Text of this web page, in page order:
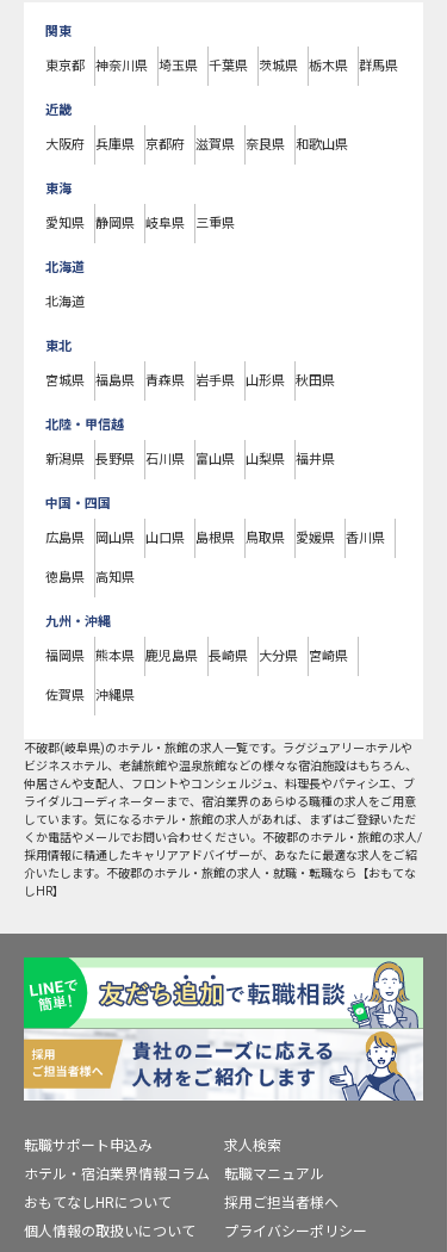
関東
東京都 神奈川県 埼玉県 千葉県 茨城県 栃木県 群馬県
近畿
大阪府 兵庫県 京都府 滋賀県 奈良県 和歌山県
東海
愛知県 静岡県 岐阜県 三重県
北海道
北海道
東北
宮城県 福島県 青森県 岩手県 山形県 秋田県
北陸・甲信越
新潟県 長野県 石川県 富山県 山梨県 福井県
中国・四国
広島県 岡山県 山口県 島根県 鳥取県 愛媛県 香川県
徳島県 高知県
九州・沖縄
福岡県 熊本県 鹿児島県 長崎県 大分県 宮崎県
佐賀県 沖縄県
不破郡(岐阜県)のホテル・旅館の求人一覧です。ラグジュアリーホテルや
ビジネスホテル、老舗旅館や温泉旅館などの様々な宿泊施設はもちろん、
仲居さんや支配人、フロントやコンシェルジュ、料理長やパティシエ、ブ
ライダルコーディネーターまで、宿泊業界のあらゆる職種の求人をご用意
しています。気になるホテル・旅館の求人があれば、まずはご登録いただ
くか電話やメールでお問い合わせください。不破郡のホテル・旅館の求人/
採用情報に精通したキャリアアドバイザーが、あなたに最適な求人をご紹
介いたします。不破郡のホテル・旅館の求人・就職・転職なら【おもてな
しHR】
転職サポート申込み
求人検索
ホテル・宿泊業界情報コラム
転職マニュアル
おもてなしHRについて
採用ご担当者様へ
個人情報の取扱いについて
プライバシーポリシー